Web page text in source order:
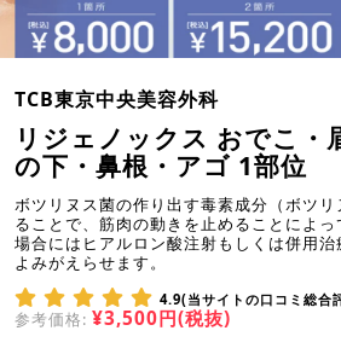
TCB東京中央美容外科
リジェノックス おでこ・
の下・鼻根・アゴ 1部位
ボツリヌス菌の作り出す毒素成分（ボツ
ることで、筋肉の動きを止めることによ
場合にはヒアルロン酸注射もしくは併用治
よみがえらせます。
4.9(当サイトの口コミ総合
参考価格: ¥3,500円(税抜)